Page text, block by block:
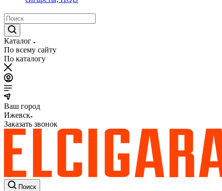
Каталог
По всему сайту
По каталогу
Ваш город
Ижевск
Заказать звонок
Поиск